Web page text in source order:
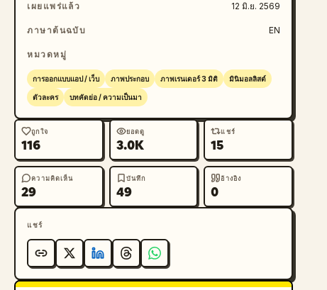
เผยแพร่แล้ว 12 มิ.ย. 2569
ภาษาต้นฉบับ EN
หมวดหมู่
การออกแบบแอป / เว็บ ภาพประกอบ ภาพเรนเดอร์ 3 มิติ มินิมอลลิสต์
ตัวละคร บทคัดย่อ / ความเป็นมา
ถูกใจ
116
ยอดดู
3.0K
แชร์
15
ความคิดเห็น
29
บันทึก
49
อ้างอิง
0
แชร์